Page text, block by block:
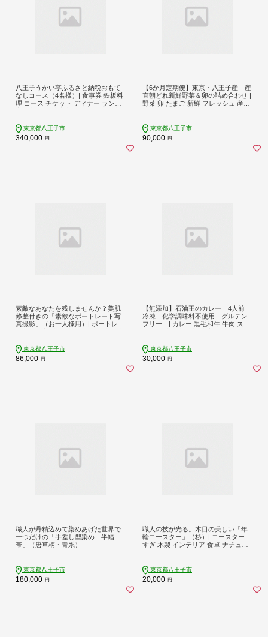
八王子うかい亭ふるさと納税おもて
なしコース（4名様）| 食事券 鉄板料
理 コース チケット ディナー ランチ
東京都八王子市
340,000 円
【6か月定期便】東京・八王子産 産
直朝どれ新鮮野菜＆卵の詰め合わせ |
野菜 卵 たまご 新鮮 フレッシュ 産直
東京都八王子市
90,000 円
素敵なあなたを残しませんか？美肌
修整付きの「素敵なポートレート写
真撮影」（お一人様用）| ポートレー
東京都八王子市
86,000 円
【無添加】石油王のカレー 4人前
冷凍 化学調味料不使用 グルテン
フリー | カレー 黒毛和牛 牛肉 スパ
東京都八王子市
30,000 円
職人が丹精込めて染めあげた世界で
一つだけの「手差し型染め 半幅
帯」（唐草柄・青系）
東京都八王子市
180,000 円
職人の技が光る。木目の美しい「年
輪コースター」（杉）| コースター
すぎ 木製 インテリア 食卓 ナチュラ
東京都八王子市
20,000 円